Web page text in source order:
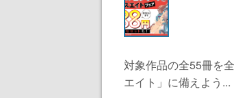
対象作品の全55冊を
エイト」に備えよう...